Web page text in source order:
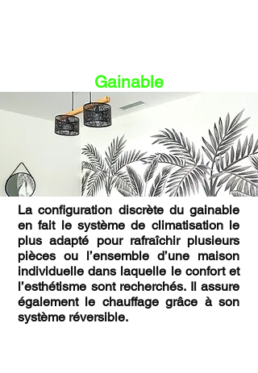
Gainable
La configuration discrète du gainable
en fait le système de climatisation le
plus adapté pour rafraîchir plusieurs
pièces ou l’ensemble d’une maison
individuelle dans laquelle le confort et
l’esthétisme sont recherchés. Il assure
également le chauffage grâce à son
système réversible.